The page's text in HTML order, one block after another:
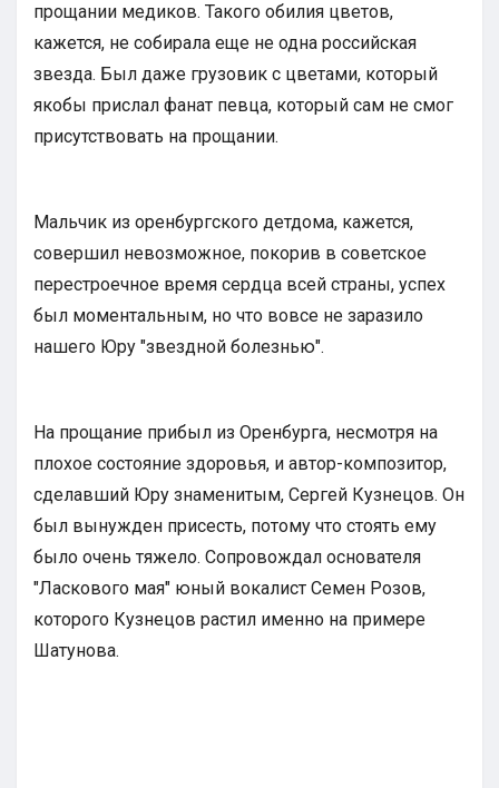
прощании медиков. Такого обилия цветов,
кажется, не собирала еще не одна российская
звезда. Был даже грузовик с цветами, который
якобы прислал фанат певца, который сам не смог
присутствовать на прощании.
Мальчик из оренбургского детдома, кажется,
совершил невозможное, покорив в советское
перестроечное время сердца всей страны, успех
был моментальным, но что вовсе не заразило
нашего Юру "звездной болезнью".
На прощание прибыл из Оренбурга, несмотря на
плохое состояние здоровья, и автор-композитор,
сделавший Юру знаменитым, Сергей Кузнецов. Он
был вынужден присесть, потому что стоять ему
было очень тяжело. Сопровождал основателя
"Ласкового мая" юный вокалист Семен Розов,
которого Кузнецов растил именно на примере
Шатунова.